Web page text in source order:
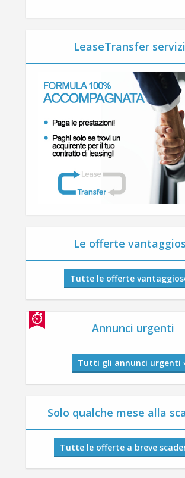
LeaseTransfer
Le offerte
Tutte le offerte
Annunci urgenti
Tutti gli annunci urgenti
Solo qualche mese alla
Tutte le offerte a breve